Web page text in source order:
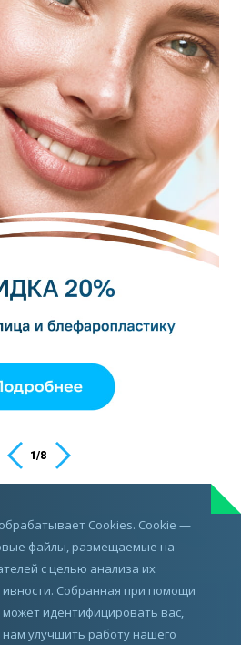
1/8
С ВРАЧОМ
Cookies. Cookie —
файлы, размещаемые на
с целью анализа их
Собранная при помощи
идентифицировать вас,
улучшить работу нашего